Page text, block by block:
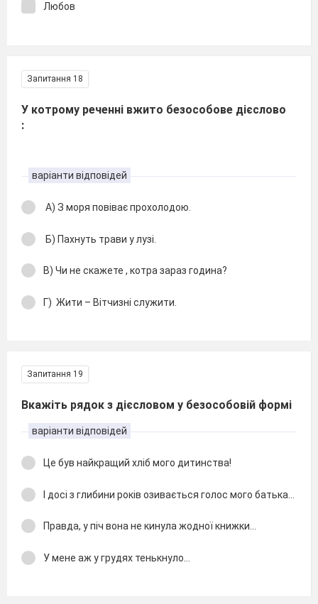
Любов
Запитання 18
У котрому реченні вжито безособове дієслово
:
варіанти відповідей
А) З моря повіває прохолодою.
Б) Пахнуть трави у лузі.
В) Чи не скажете , котра зараз година?
Г) Жити – Вітчизні служити.
Запитання 19
Вкажіть рядок з дієсловом у безособовій формі
варіанти відповідей
Це був найкращий хліб мого дитинства!
І досі з глибини років озивається голос мого батька…
Правда, у піч вона не кинула жодної книжки…
У мене аж у грудях тенькнуло…